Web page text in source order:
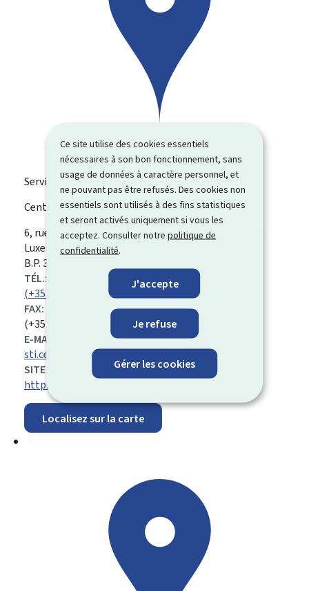
Ce site utilise des cookies essentiels
nécessaires à son bon fonctionnement, sans
usage de données à caractère personnel, et
ne pouvant pas être refusés. Des cookies non
essentiels sont utilisés à des fins statistiques
et seront activés uniquement si vous les
acceptez. Consulter notrepolitique de
confidentialité.
J'accepte
Je refuse
Gérer les cookies
Service de santé au travail de l’industrie (STI)
Centre Luxembourg
ADRESSE
:
6, rue Antoine de Saint ExupéryL-1432 Luxembourg
Luxembourg
B.P. 326
TÉL.:
(+352) 260 061
FAX:
(+352) 260 067 77
E-MAIL:
sti.centre@sti.lu
SITE WEB :
http://www.sti.lu
Localisez sur la carte